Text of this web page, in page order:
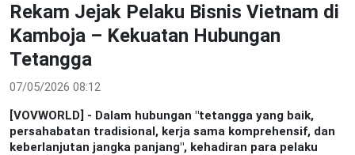
Rekam Jejak Pelaku Bisnis Vietnam di
Kamboja – Kekuatan Hubungan
Tetangga
07/05/2026 08:12
[VOVWORLD] - Dalam hubungan "tetangga yang baik,
persahabatan tradisional, kerja sama komprehensif, dan
keberlanjutan jangka panjang", kehadiran para pelaku